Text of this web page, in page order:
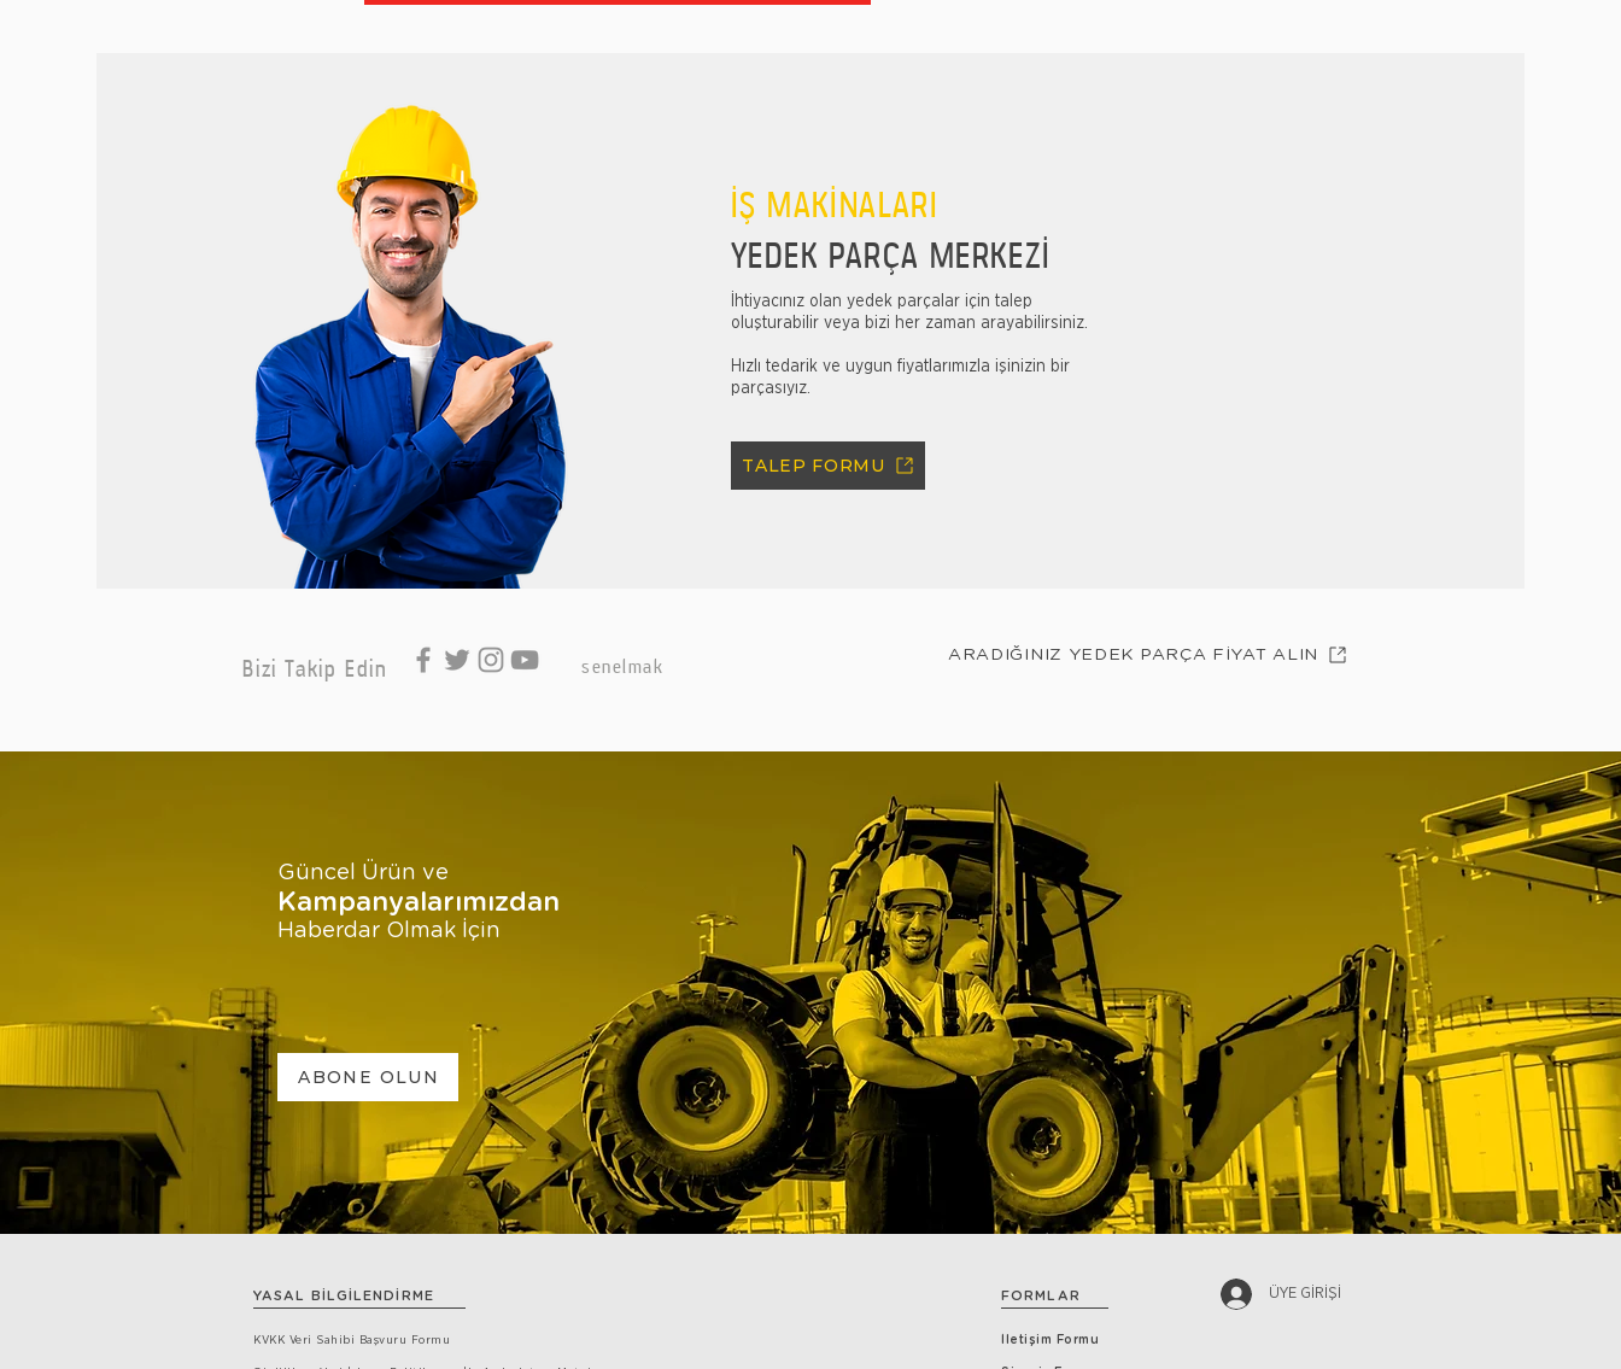
İŞ MAKİNALARI
YEDEK PARÇA MERKEZİ
İhtiyacınız olan yedek parçalar için talep
oluşturabilir veya bizi her zaman arayabilirsiniz.
Hızlı tedarik ve uygun fiyatlarımızla işinizin bir
parçasıyız.
TALEP FORMU
Bizi Takip Edin senelmak ARADIĞINIZ YEDEK PARÇA FİYAT ALIN
YASAL BİLGİLENDİRME
KVKK Veri Sahibi Başvuru Formu
FORMLAR ÜYE GİRİŞİ
İletişim Formu
Güncel Ürün ve
Kampanyalarımızdan
Haberdar Olmak İçin
ABONE OLUN